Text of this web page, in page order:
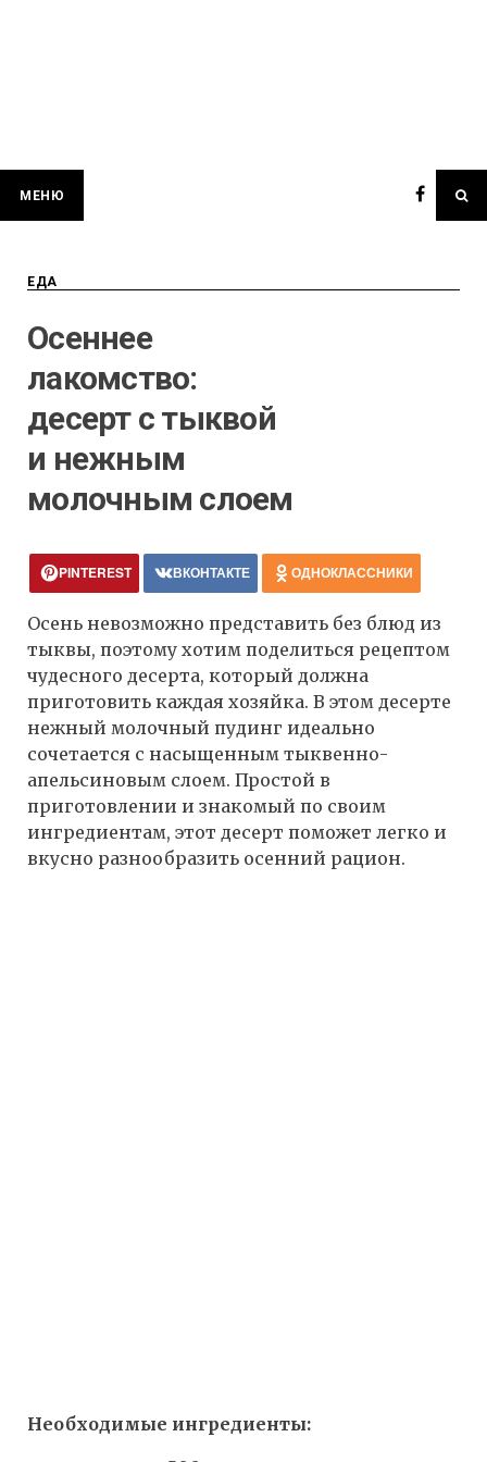
МЕНЮ
ЕДА
Осеннее
лакомство:
десерт с тыквой
и нежным
молочным слоем
PINTEREST ВКОНТАКТЕ ОДНОКЛАССНИКИ
Осень невозможно представить без блюд из
тыквы, поэтому хотим поделиться рецептом
чудесного десерта, который должна
приготовить каждая хозяйка. В этом десерте
нежный молочный пудинг идеально
сочетается с насыщенным тыквенно-
апельсиновым слоем. Простой в
приготовлении и знакомый по своим
ингредиентам, этот десерт поможет легко и
вкусно разнообразить осенний рацион.
Необходимые ингредиенты: